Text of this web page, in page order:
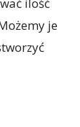
je